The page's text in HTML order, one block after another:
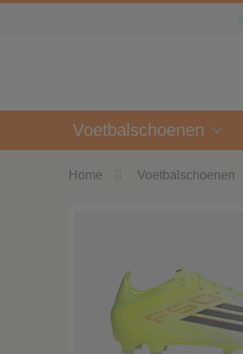
Voetbalschoenen
Home Voetbalschoenen